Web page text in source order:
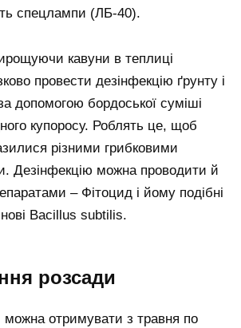
спецлампи (ЛБ-40).
кавуни в теплиці
провести дезінфекцію ґрунту і
допомогою бордоської суміші
купоросу. Роблять це, щоб
різними грибковими
Дезінфекцію можна проводити й
– Фітоцид і йому подібні
Bacillus subtilis.
розсади
можна отримувати з травня по